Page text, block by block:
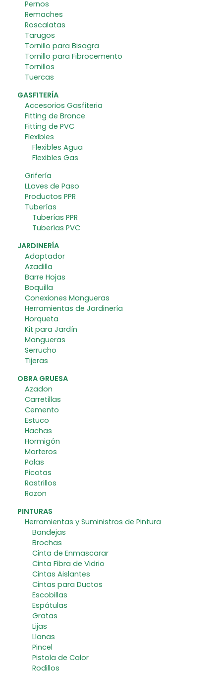
Pernos
Remaches
Roscalatas
Tarugos
Tornillo para Bisagra
Tornillo para Fibrocemento
Tornillos
Tuercas
GASFITERÍA
Accesorios Gasfiteria
Fitting de Bronce
Fitting de PVC
Flexibles
Flexibles Agua
Flexibles Gas
Grifería
LLaves de Paso
Productos PPR
Tuberías
Tuberías PPR
Tuberías PVC
JARDINERÍA
Adaptador
Azadilla
Barre Hojas
Boquilla
Conexiones Mangueras
Herramientas de Jardinería
Horqueta
Kit para Jardín
Mangueras
Serrucho
Tijeras
OBRA GRUESA
Azadon
Carretillas
Cemento
Estuco
Hachas
Hormigón
Morteros
Palas
Picotas
Rastrillos
Rozon
PINTURAS
Herramientas y Suministros de Pintura
Bandejas
Brochas
Cinta de Enmascarar
Cinta Fibra de Vidrio
Cintas Aislantes
Cintas para Ductos
Escobillas
Espátulas
Gratas
Lijas
Llanas
Pincel
Pistola de Calor
Rodillos